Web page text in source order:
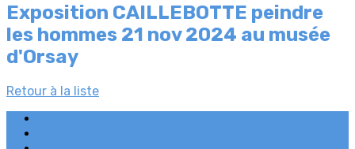
Exposition CAILLEBOTTE peindre
les hommes 21 nov 2024 au musée
d'Orsay
Retour à la liste